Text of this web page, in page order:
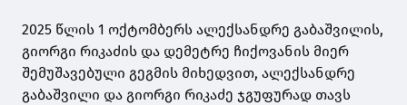
2025 წლის 1 ოქტომბერს ალექსანდრე გაბაშვილის,
გიორგი რიკაძის და დემეტრე ჩიქოვანის მიერ
შემუშავებული გეგმის მიხედვით, ალექსანდრე
გაბაშვილი და გიორგი რიკაძე ჯგუფურად თავს